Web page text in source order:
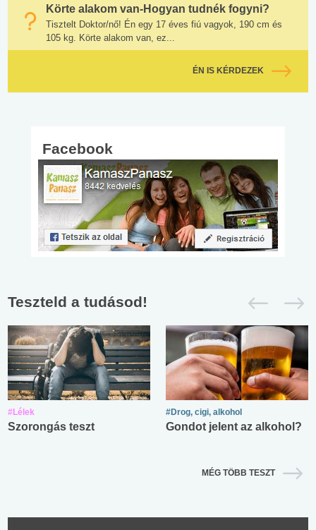
Körte alakom van-Hogyan tudnék fogyni?
Tisztelt Doktor/nő! Én egy 17 éves fiú vagyok, 190 cm és
105 kg. Körte alakom van, ez...
ÉN IS KÉRDEZEK
Facebook
Teszteld a tudásod!
#Lélek
Szorongás teszt
#Drog, cigi, alkohol
Gondot jelent az alkohol?
MÉG TÖBB TESZT